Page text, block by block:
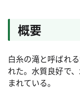
概要
白糸の滝と呼ばれ
れた。水質良好で
まれている。